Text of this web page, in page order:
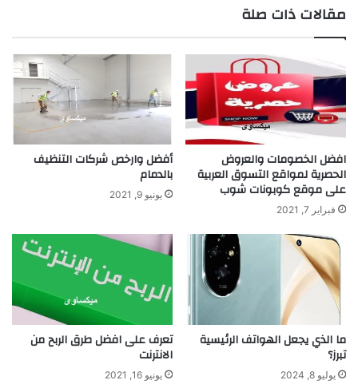
مقالات ذات صلة
افضل الخصومات والعروض
الحصرية لمواقع التسوق العربية
على موقع كوبونات شوب
فبراير 7, 2021
أفضل وارخص شركات التنظيف
بالدمام
يونيو 9, 2021
ما الذي يجعل الهواتف الرئيسية
تبرز؟
يوليو 8, 2024
تعرف على افضل طرق الربح من
الانترنت
يونيو 16, 2021